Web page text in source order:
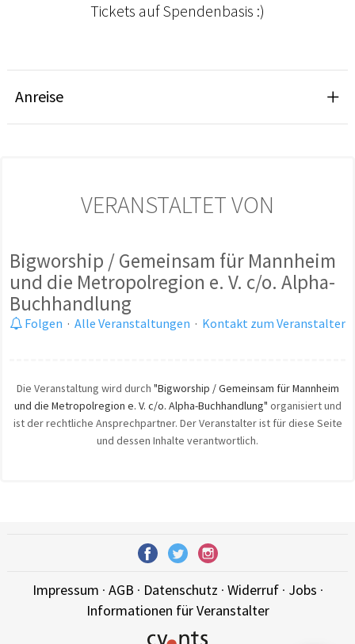
Tickets auf Spendenbasis :)
Anreise
VERANSTALTET VON
Bigworship / Gemeinsam für Mannheim
und die Metropolregion e. V. c/o. Alpha-
Buchhandlung
Folgen · Alle Veranstaltungen · Kontakt zum Veranstalter
Die Veranstaltung wird durch "Bigworship / Gemeinsam für Mannheim
und die Metropolregion e. V. c/o. Alpha-Buchhandlung" organisiert und
ist der rechtliche Ansprechpartner. Der Veranstalter ist für diese Seite
und dessen Inhalte verantwortlich.
Impressum · AGB · Datenschutz · Widerruf· Jobs ·
Informationen für Veranstalter